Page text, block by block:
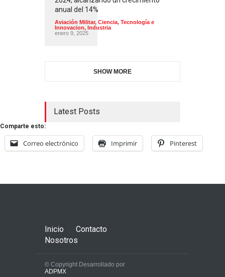
anual del 14%
Aviación Militar, Ciencia, Tecnología e
Innovacion, Industria
enero 9, 2025
SHOW MORE
Latest Posts
Comparte esto:
Correo electrónico Imprimir Pinterest
Inicio
Contacto
Nosotros
© Copyright Desarrollado por
ADPMX